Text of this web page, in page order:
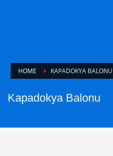
HOME KAPADOKYA BALONU
Kapadokya Balonu